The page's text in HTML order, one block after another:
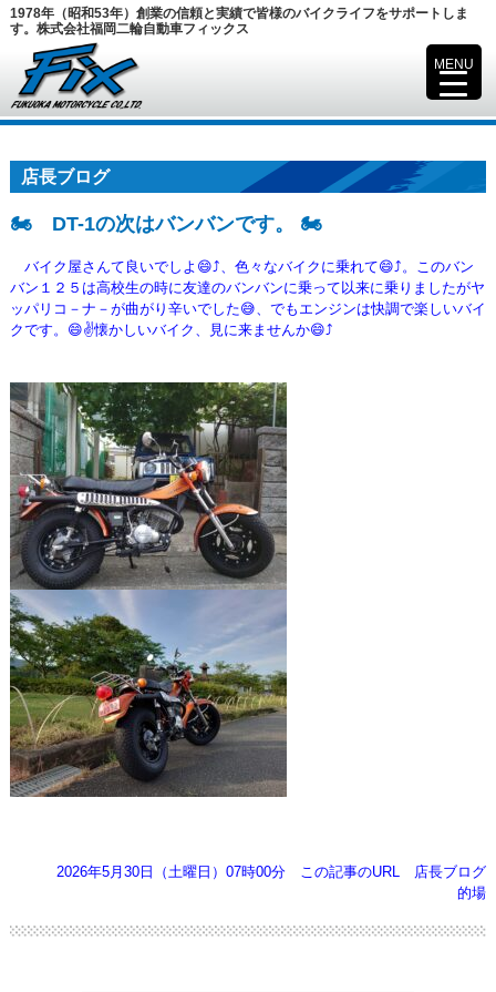
1978年（昭和53年）創業の信頼と実績で皆様のバイクライフをサポートしま
す。株式会社福岡二輪自動車フィックス
店長ブログ
🏍️ DT-1の次はバンバンです。 🏍️
バイク屋さんて良いでしよ😄⤴️、色々なバイクに乗れて😄⤴️。このバン
バン１２５は高校生の時に友達のバンバンに乗って以来に乗りましたがヤ
ッパリコ－ナ－が曲がり辛いでした😅、でもエンジンは快調で楽しいバイ
クです。😄✌️懐かしいバイク、見に来ませんか😄⤴️
2026年5月30日（土曜日）07時00分 この記事のURL
店長ブログ
的場
MENU
▼